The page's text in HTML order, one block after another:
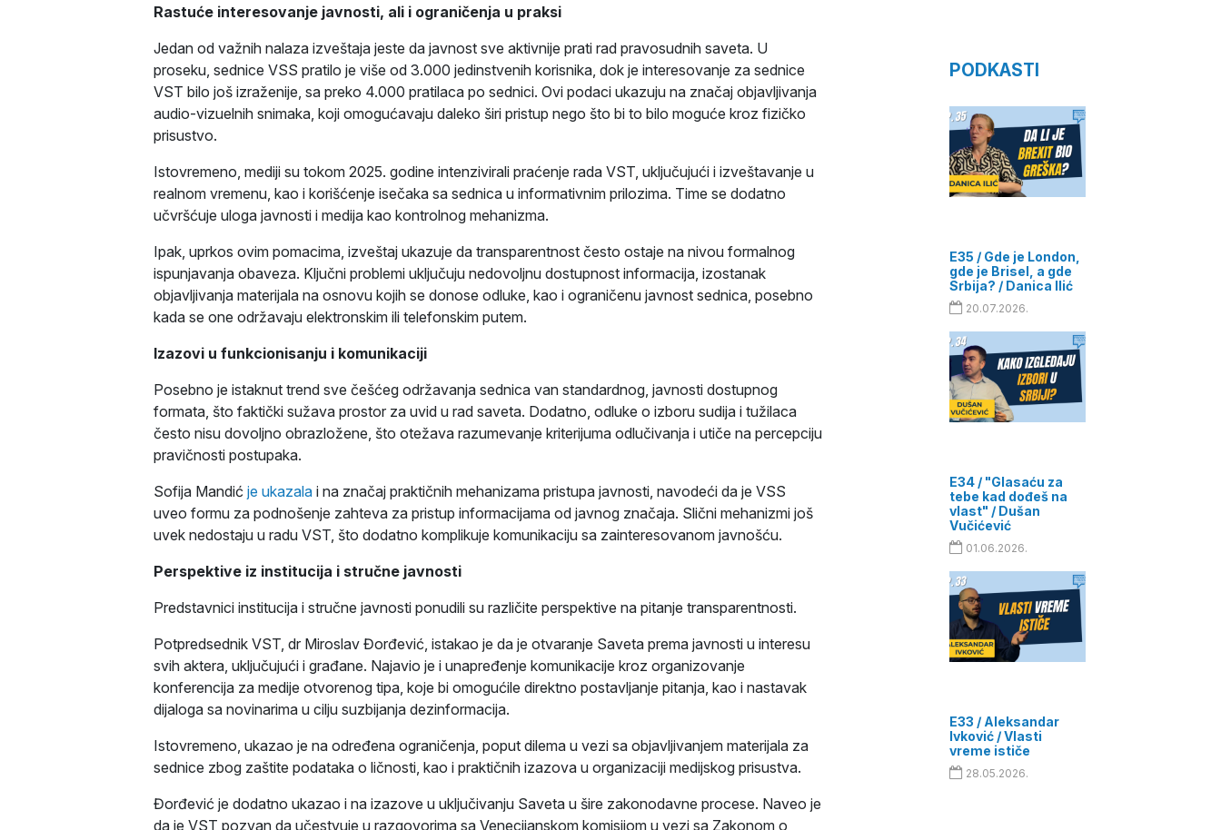
Rastuće interesovanje javnosti, ali i ograničenja u praksi
Jedan od važnih nalaza izveštaja jeste da javnost sve aktivnije prati rad pravosudnih saveta. U
proseku, sednice VSS pratilo je više od 3.000 jedinstvenih korisnika, dok je interesovanje za sednice
VST bilo još izraženije, sa preko 4.000 pratilaca po sednici. Ovi podaci ukazuju na značaj objavljivanja
audio-vizuelnih snimaka, koji omogućavaju daleko širi pristup nego što bi to bilo moguće kroz fizičko
prisustvo.
Istovremeno, mediji su tokom 2025. godine intenzivirali praćenje rada VST, uključujući i izveštavanje u
realnom vremenu, kao i korišćenje isečaka sa sednica u informativnim prilozima. Time se dodatno
učvršćuje uloga javnosti i medija kao kontrolnog mehanizma.
Ipak, uprkos ovim pomacima, izveštaj ukazuje da transparentnost često ostaje na nivou formalnog
ispunjavanja obaveza. Ključni problemi uključuju nedovoljnu dostupnost informacija, izostanak
objavljivanja materijala na osnovu kojih se donose odluke, kao i ograničenu javnost sednica, posebno
kada se one održavaju elektronskim ili telefonskim putem.
Izazovi u funkcionisanju i komunikaciji
Posebno je istaknut trend sve češćeg održavanja sednica van standardnog, javnosti dostupnog
formata, što faktički sužava prostor za uvid u rad saveta. Dodatno, odluke o izboru sudija i tužilaca
često nisu dovoljno obrazložene, što otežava razumevanje kriterijuma odlučivanja i utiče na percepciju
pravičnosti postupaka.
Sofija Mandićje ukazala i na značaj praktičnih mehanizama pristupa javnosti, navodeći da je VSS
uveo formu za podnošenje zahteva za pristup informacijama od javnog značaja. Slični mehanizmi još
uvek nedostaju u radu VST, što dodatno komplikuje komunikaciju sa zainteresovanom javnošću.
Perspektive iz institucija i stručne javnosti
Predstavnici institucija i stručne javnosti ponudili su različite perspektive na pitanje transparentnosti.
Potpredsednik VST, dr Miroslav Đorđević, istakao je da je otvaranje Saveta prema javnosti u interesu
svih aktera, uključujući i građane. Najavio je i unapređenje komunikacije kroz organizovanje
konferencija za medije otvorenog tipa, koje bi omogućile direktno postavljanje pitanja, kao i nastavak
dijaloga sa novinarima u cilju suzbijanja dezinformacija.
Istovremeno, ukazao je na određena ograničenja, poput dilema u vezi sa objavljivanjem materijala za
sednice zbog zaštite podataka o ličnosti, kao i praktičnih izazova u organizaciji medijskog prisustva.
Đorđević je dodatno ukazao i na izazove u uključivanju Saveta u šire zakonodavne procese. Naveo je
da je VST pozvan da učestvuje u razgovorima sa Venecijanskom komisijom u vezi sa Zakonom o
PODKASTI
E35 / Gde je London,
gde je Brisel, a gde
Srbija? / Danica Ilić
20.07.2026.
E34 / "Glasaću za
tebe kad dođeš na
vlast" / Dušan
Vučićević
01.06.2026.
E33 / Aleksandar
Ivković / Vlasti
vreme ističe
28.05.2026.